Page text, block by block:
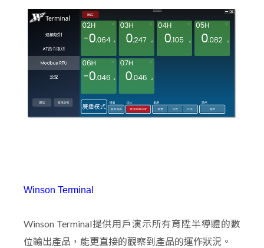
Winson Terminal
Winson Terminal提供用戶演示所有育陞半導體的數
位輸出產品，能更直接的觀察到產品的運作狀況。